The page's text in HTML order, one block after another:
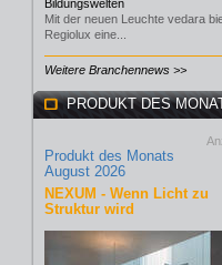
Bildungswelten
Mit der neuen Leuchte vedara
Regiolux eine...
Weitere Branchennews >>
PRODUKT DES
Produkt des Monats
August 2026
NEXUM - Wenn Licht zu
Struktur wird